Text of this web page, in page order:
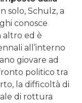
solo, Schulz, a
conosce
altro ed è
all’interno
giovare ad
politico tra
la difficoltà di
di rottura